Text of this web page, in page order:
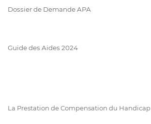
Dossier de Demande APA
Guide des Aides 2024
La Prestation de Compensation du Handicap